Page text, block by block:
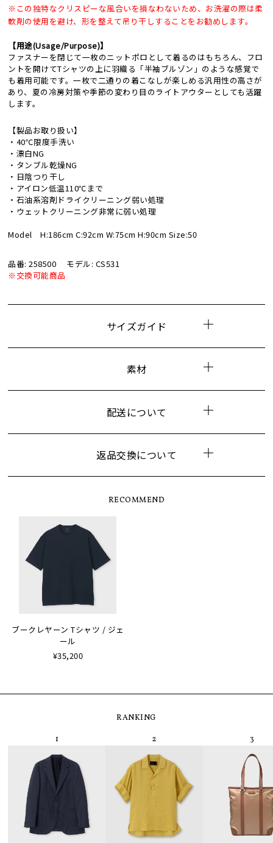
※この独特なクリスピーな風合いを損なわないため、お洗濯の際は柔
軟剤の使用を避け、形を整えて吊り干しすることをお勧めします。
【用途(Usage/Purpose)】
ファスナーを閉じて一枚のニットポロとして着るのはもちろん、フロ
ントを開けてTシャツの上に羽織る「半袖ブルゾン」のような感覚で
も着用可能です。一枚で二通りの着こなしが楽しめる汎用性の高さが
あり、夏の冷房対策や季節の変わり目のライトアウターとしても活躍
します。
【製品お取り扱い】
・40℃限度手洗い
・漂白NG
・タンブル乾燥NG
・日陰つり干し
・アイロン低温110℃まで
・石油系溶剤ドライクリーニング弱い処理
・ウェットクリーニング非常に弱い処理
Model H:186cm C:92cm W:75cm H:90cm Size:50
品番: 258500
モデル: CS531
※交換可能商品
サイズガイド
素材
配送について
返品交換について
RECOMMEND
ブークレヤーン Tシャツ / ジェ
ール
¥35,200
RANKING